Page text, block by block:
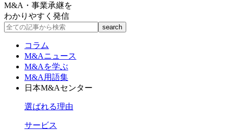
M&A・事業承継を
わかりやすく発信
コラム
M&Aニュース
M&Aを学ぶ
M&A用語集
日本M&Aセンター
選ばれる理由
サービス